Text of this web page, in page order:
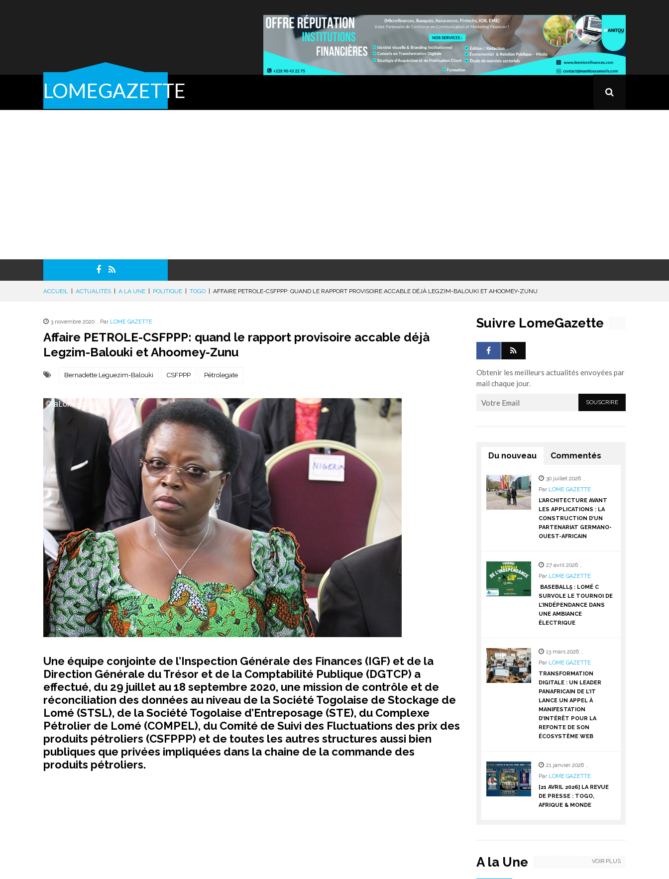
LOMEGAZETTE
ACCUEIL ACTUALITÉS A LA UNE POLITIQUE TOGO AFFAIRE PETROLE-CSFPPP: QUAND LE RAPPORT PROVISOIRE ACCABLE DÉJÀ LEGZIM-BALOUKI ET AHOOMEY-ZUNU
3 novembre 2020 , Par LOME GAZETTE
Affaire PETROLE-CSFPPP: quand le rapport provisoire accable déjà
Legzim-Balouki et Ahoomey-Zunu
Bernadette Leguezim-Balouki CSFPPP Pétrolegate
Une équipe conjointe de l’Inspection Générale des Finances (IGF) et de la
Direction Générale du Trésor et de la Comptabilité Publique (DGTCP) a
effectué, du 29 juillet au 18 septembre 2020, une mission de contrôle et de
réconciliation des données au niveau de la Société Togolaise de Stockage de
Lomé (STSL), de la Société Togolaise d’Entreposage (STE), du Complexe
Pétrolier de Lomé (COMPEL), du Comité de Suivi des Fluctuations des prix des
produits pétroliers (CSFPPP) et de toutes les autres structures aussi bien
publiques que privées impliquées dans la chaine de la commande des
produits pétroliers.
Suivre LomeGazette
Obtenir les meilleurs actualités envoyées par
mail chaque jour.
Du nouveau Commentés
30 juillet 2026 ,
Par LOME GAZETTE
L’ARCHITECTURE AVANT
LES APPLICATIONS : LA
CONSTRUCTION D’UN
PARTENARIAT GERMANO-
OUEST-AFRICAIN
27 avril 2026 ,
Par LOME GAZETTE
BASEBALL5 : LOMÉ C
SURVOLE LE TOURNOI DE
L’INDÉPENDANCE DANS
UNE AMBIANCE
ÉLECTRIQUE
13 mars 2026 ,
Par LOME GAZETTE
TRANSFORMATION
DIGITALE : UN LEADER
PANAFRICAIN DE L’IT
LANCE UN APPEL À
MANIFESTATION
D’INTÉRÊT POUR LA
REFONTE DE SON
ÉCOSYSTÈME WEB
21 janvier 2026 ,
Par LOME GAZETTE
[21 AVRIL 2026] LA REVUE
DE PRESSE : TOGO,
AFRIQUE & MONDE
A la Une VOIR PLUS